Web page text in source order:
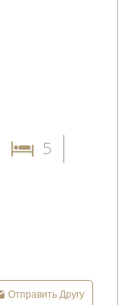
5
Отправить Другу